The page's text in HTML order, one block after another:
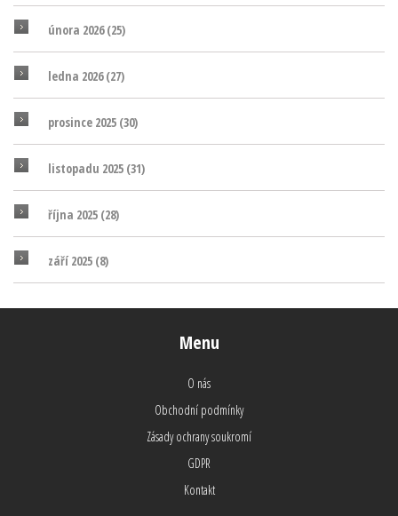
února 2026(25)
ledna 2026(27)
prosince 2025 (30)
listopadu 2025 (31)
října 2025 (28)
září 2025 (8)
Menu
O nás
Obchodní podmínky
Zásady ochrany soukromí
GDPR
Kontakt